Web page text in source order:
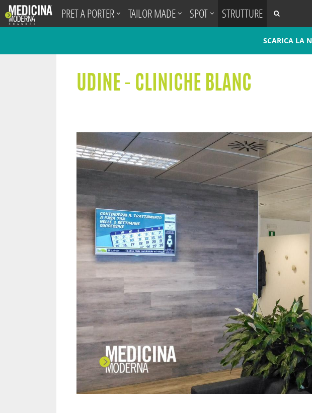
PRET A PORTER TAILOR MADE SPOT STRUTTURE
SCARICA LA
UDINE - CLINICHE BLANC